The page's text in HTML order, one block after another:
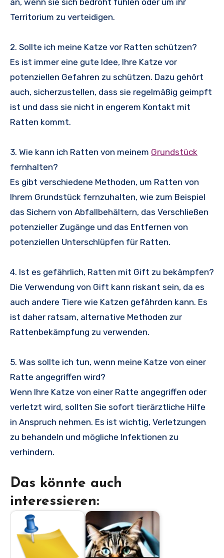
an, wenn sie sich bedroht fühlen oder um ihr
Territorium zu verteidigen.
2. Sollte ich meine Katze vor Ratten schützen?
Es ist immer eine gute Idee, Ihre Katze vor
potenziellen Gefahren zu schützen. Dazu gehört
auch, sicherzustellen, dass sie regelmäßig geimpft
ist und dass sie nicht in engerem Kontakt mit
Ratten kommt.
3. Wie kann ich Ratten von meinem Grundstück
fernhalten?
Es gibt verschiedene Methoden, um Ratten von
Ihrem Grundstück fernzuhalten, wie zum Beispiel
das Sichern von Abfallbehältern, das Verschließen
potenzieller Zugänge und das Entfernen von
potenziellen Unterschlüpfen für Ratten.
4. Ist es gefährlich, Ratten mit Gift zu bekämpfen?
Die Verwendung von Gift kann riskant sein, da es
auch andere Tiere wie Katzen gefährden kann. Es
ist daher ratsam, alternative Methoden zur
Rattenbekämpfung zu verwenden.
5. Was sollte ich tun, wenn meine Katze von einer
Ratte angegriffen wird?
Wenn Ihre Katze von einer Ratte angegriffen oder
verletzt wird, sollten Sie sofort tierärztliche Hilfe
in Anspruch nehmen. Es ist wichtig, Verletzungen
zu behandeln und mögliche Infektionen zu
verhindern.
Das könnte auch
interessieren: